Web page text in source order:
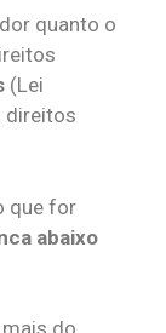
quanto o
(Lei
direitos
que for
abaixo
mais do